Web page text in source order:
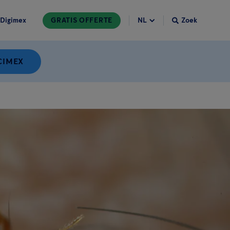
Digimex GRATIS OFFERTE Zoek